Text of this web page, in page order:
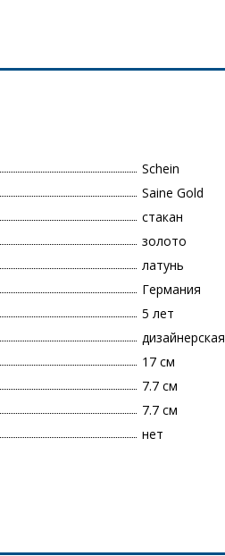
Schein
Saine Gold
стакан
золото
латунь
Германия
5 лет
дизайнерская
17 см
7.7 см
7.7 см
нет